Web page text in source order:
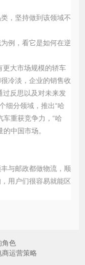
，坚持做到该领域不
例，看它是如何在逆
更大市场规模的轿车
冷淡，企业的销售收
过反思以及对未来发
细分领域，推出“哈
车重获竞争力，“哈
中国市场。
与邮政都做物流，顺
用户们很容易就能区
角色
运营策略